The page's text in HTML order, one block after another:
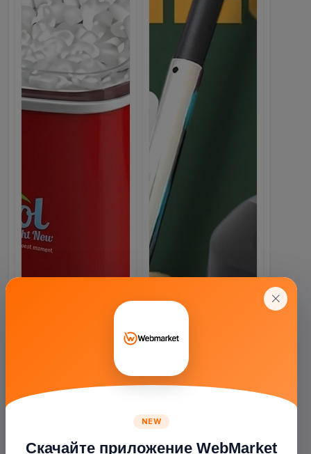
NEW
Скачайте приложение WebMarket